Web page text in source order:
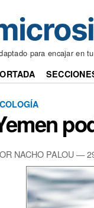
para encajar en
NACHO PALOU —